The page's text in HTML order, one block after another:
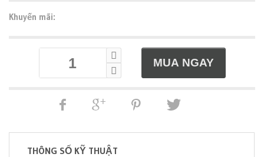
Khuyến mãi:
THÔNG SỐ KỸ THUẬT